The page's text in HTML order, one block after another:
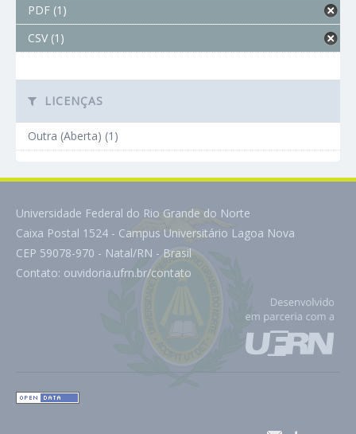
PDF (1)
CSV (1)
LICENÇAS
Outra (Aberta) (1)
Universidade Federal do Rio Grande do Norte
Caixa Postal 1524 - Campus Universitário Lagoa Nova
CEP 59078-970 - Natal/RN - Brasil
Contato: ouvidoria.ufrn.br/contato